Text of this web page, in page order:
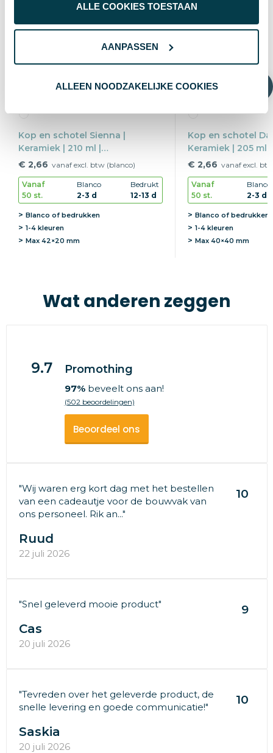
ALLE COOKIES TOESTAAN
AANPASSEN
ALLEEN NOODZAKELIJKE COOKIES
Kop en schotel Sienna |
Keramiek | 210 ml |
Vaatwasserbestendig
€ 2,66 vanaf excl. btw (blanco)
Vanaf
50 st.
Blanco
2-3 d
Bedrukt
12-13 d
Blanco of bedrukken
1-4 kleuren
Max 42×20 mm
Kop en schotel
Keramiek | 205 ml |
€ 2,66 vanaf excl.
Vanaf
50 st.
Blanco
2-3 d
Blanco of bedrukken
1-4 kleuren
Max40×40 mm
Wat anderen zeggen
9.7 Promothing
97%beveelt ons aan!
(502 beoordelingen)
Beoordeel ons
"Wij waren erg kort dag met het bestellen
van een cadeautje voor de bouwvak van
ons personeel. Rik an..."
10
Ruud
22 juli 2026
"Snel geleverd mooie product" 9
Cas
20 juli 2026
"Tevreden over het geleverde product, de
snelle levering en goede communicatie!"
10
Saskia
20 juli 2026